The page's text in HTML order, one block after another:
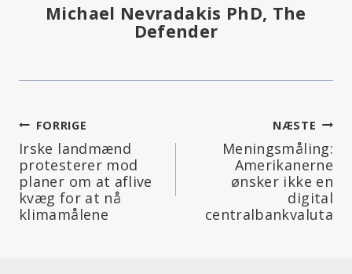
Michael Nevradakis PhD, The
Defender
Indlægsnavigation
FORRIGE
Irske landmænd
protesterer mod
planer om at aflive
kvæg for at nå
klimamålene
NÆSTE
Meningsmåling:
Amerikanerne
ønsker ikke en
digital
centralbankvaluta